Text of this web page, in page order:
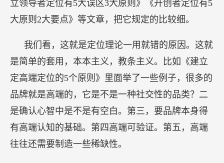
立领导者定位有5大误区3大原则》《开创者定位有5
大原则2大要点》等文章，把它规定的比较细。
我们看，这就是定位理论一用就错的原因。这就
是简单的套用，本本主义，教条主义。比如《建立
定高端定位的5个原则》里面举了一些例子，很多的
品牌就是高端的，它是不是一种社交性的品类？二
是确认心智中是不是有空白。第三，要品牌本身得
有高端认知的基础。第四高端可验证。第五，高端
往往还需要制造一些稀缺性。